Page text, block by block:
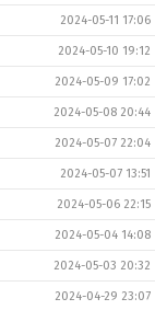
2024-05-11 17:06
2024-05-10 19:12
2024-05-09 17:02
2024-05-08 20:44
2024-05-07 22:04
2024-05-07 13:51
2024-05-06 22:15
2024-05-04 14:08
2024-05-03 20:32
2024-04-29 23:07